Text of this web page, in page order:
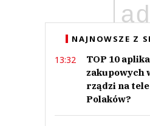
Michal
09.04.2021
This comment was minimized by
Po prostu "klasyczne" mięso będzie
chętnie wybierać alternatywy
odbiegać smakiem od oryginału. Lepiej
prawdziwych steków
Po prostu "klasyczne" mięso będzie
odbiegać smakiem od oryginału. Lepiej
ad
NAJNOWSZE Z
13:32
TOP 10
zakupowych
rządzi na
Polaków?